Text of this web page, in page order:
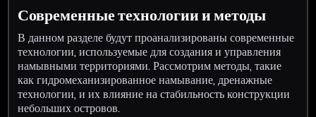
Современные технологии и методы
В данном разделе будут проанализированы современные
технологии, используемые для создания и управления
намывными территориями. Рассмотрим методы, такие
как гидромеханизированное намывание, дренажные
технологии, и их влияние на стабильность конструкции
небольших островов.